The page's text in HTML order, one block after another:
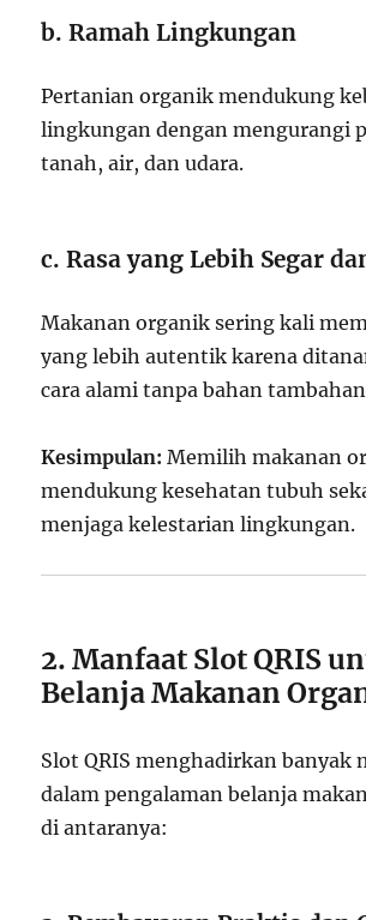
b. Ramah Lingkungan
Pertanian organik mendukung
lingkungan dengan mengurangi
tanah, air, dan udara.
c. Rasa yang Lebih Segar
Makanan organik sering kali
yang lebih autentik karena
cara alami tanpa bahan
Kesimpulan: Memilih makanan
mendukung kesehatan tubuh
menjaga kelestarian lingkungan.
2. Manfaat Slot QRIS
Belanja Makanan
Slot QRIS menghadirkan banyak
dalam pengalaman belanja
di antaranya: